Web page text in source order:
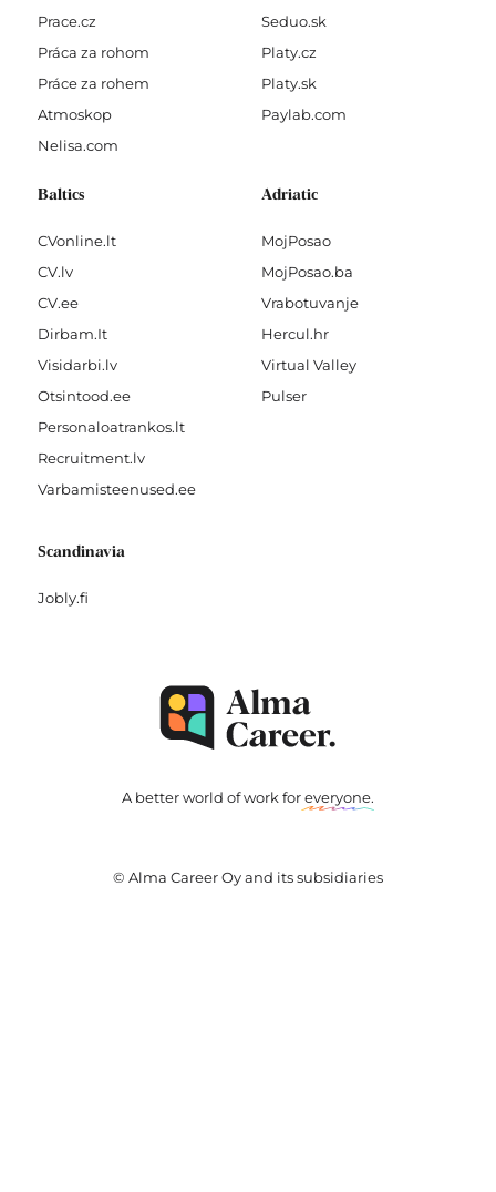
Prace.cz
Práca za rohom
Práce za rohem
Atmoskop
Nelisa.com
Seduo.sk
Platy.cz
Platy.sk
Paylab.com
Baltics
CVonline.lt
CV.lv
CV.ee
Dirbam.It
Visidarbi.lv
Otsintood.ee
Personaloatrankos.lt
Recruitment.lv
Varbamisteenused.ee
Adriatic
MojPosao
MojPosao.ba
Vrabotuvanje
Hercul.hr
Virtual Valley
Pulser
Scandinavia
Jobly.fi
A better world of work foreveryone.
© Alma Career Oy and its subsidiaries